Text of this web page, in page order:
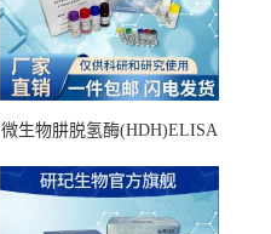
微生物肼脱氢酶(HDH)ELISA